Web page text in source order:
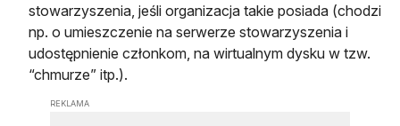
stowarzyszenia, jeśli organizacja takie posiada (chodzi
np. o umieszczenie na serwerze stowarzyszenia i
udostępnienie członkom, na wirtualnym dysku w tzw.
“chmurze” itp.).
REKLAMA